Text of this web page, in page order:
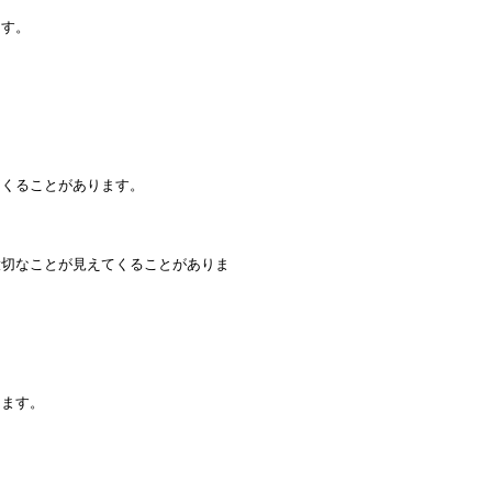
。
ることがあります。
なことが見えてくることがありま
す。